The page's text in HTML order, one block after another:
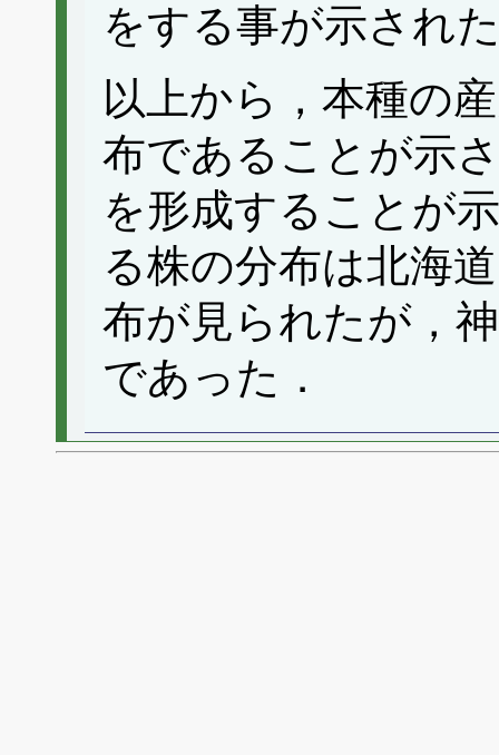
をする事が示され
以上から，本種の
布であることが示
を形成することが
る株の分布は北海
布が見られたが，
であった．